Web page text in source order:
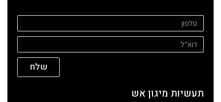
שלח
תעשיות מיגון אש